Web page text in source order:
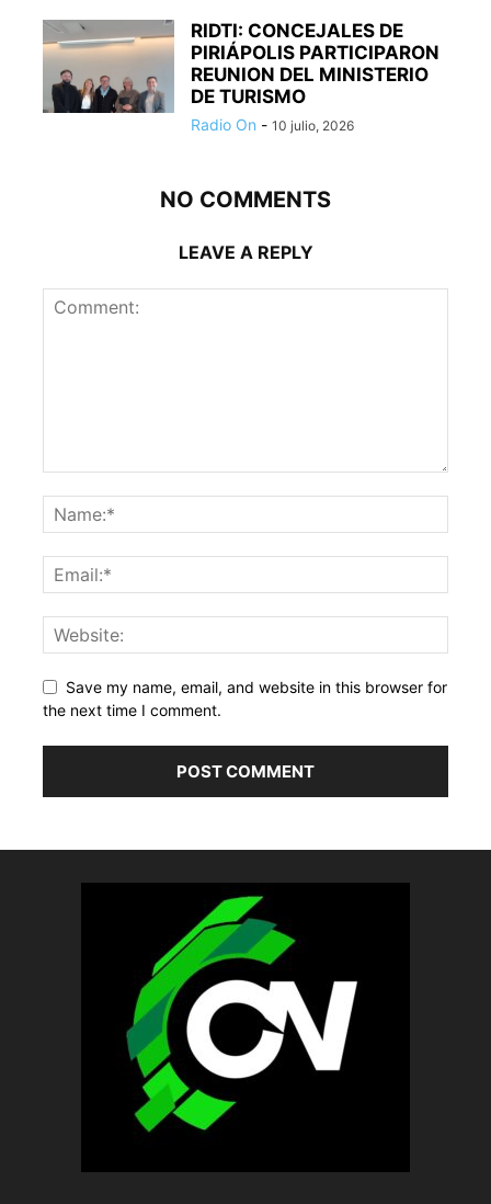
RIDTI: CONCEJALES DE
PIRIÁPOLIS PARTICIPARON
REUNION DEL MINISTERIO
DE TURISMO
Radio On - 10 julio, 2026
NO COMMENTS
LEAVE A REPLY
Save my name, email, and website in this browser for
the next time I comment.